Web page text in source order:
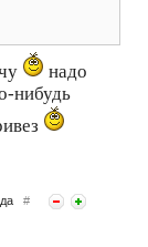
надо
нибудь
#